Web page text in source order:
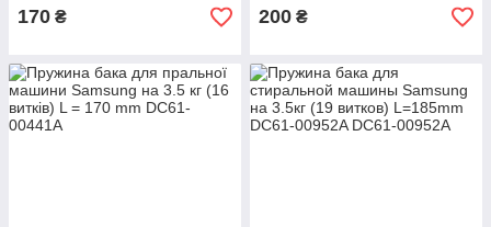
170 ₴ 200 ₴